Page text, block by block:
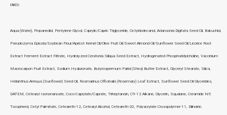
INCI:
Aqua (Water), Propanediol, Pentylene Glycol, Caprylic/Capric Triglyceride, Octyldodecanol, Adansonia Digitata Seed Oil, Bakuchiol,
Pseudozyma Epicola/Soybean Flour/Apricot Kernel Oil/Olive Fruit Oil/Sweet Almond Oil/Sunflower Seed Oil/Licorice Root
Extract Ferment Extract Filtrate, Hydrolyzed Ceratonia Siliqua Seed Extract, Hydrogenated Phosphatidylcholine, Vaccinium
Macrocarpon Fruit Extract, Sodium Hyaluronate, Butyrospermum Parkii (Shea) Butter Extract, Glyceryl Stearate, Silica,
Helianthus Annuus (Sunflower) Seed Oil, Rosmarinus Officinalis (Rosemary) Leaf Extract, Sunflower Seed Oil Glycerides,
DATEM, Cetearyl Isononanoate, Coco-Caprylate/Caprate, Triheptanoin, C9-12 Alkane, Glycerin, Squalane, Ceramide NP,
Tocopherol, Cetyl Palmitate, Ceteareth-12, Cetearyl Alcohol, Ceteareth-20, Polyacrylate Crosspolymer-11, Dilinoleic